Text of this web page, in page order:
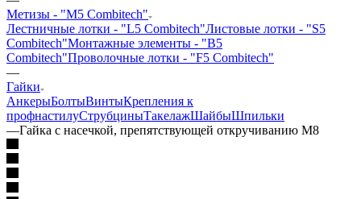
Метизы - "M5 Combitech"
Лестничные лотки - "L5 Combitech"Листовые лотки - "S5
Combitech"Монтажные элементы - "B5
Combitech"Проволочные лотки - "F5 Combitech"
—
Гайки
АнкерыБолтыВинтыКрепления к
профнастилуСтрубциныТакелажШайбыШпильки
—Гайка с насечкой, препятствующей откручиванию М8